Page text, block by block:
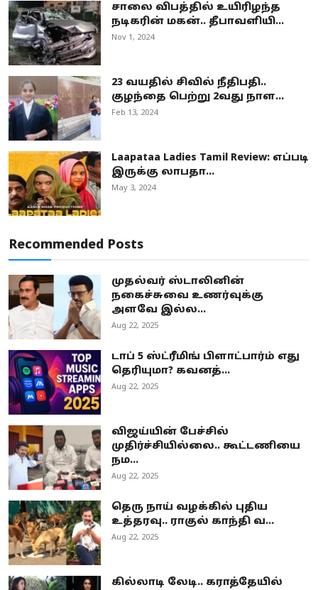
சாலை விபத்தில் உயிரிழந்த
நடிகரின் மகன்.. தீபாவளியி...
Nov 1, 2024
23 வயதில் சிவில் நீதிபதி..
குழந்தை பெற்று 2வது நாள...
Feb 13, 2024
Laapataa Ladies Tamil Review: எப்படி
இருக்கு லாபதா...
May 3, 2024
Recommended Posts
முதல்வர் ஸ்டாலினின்
நகைச்சுவை உணர்வுக்கு
அளவே இல்ல...
Aug 22, 2025
டாப் 5 ஸ்ட்ரீமிங் பிளாட்பார்ம் எது
தெரியுமா? கவனத்...
Aug 22, 2025
விஜய்யின் பேச்சில்
முதிர்ச்சியில்லை.. கூட்டணியை
நம...
Aug 22, 2025
தெரு நாய் வழக்கில் புதிய
உத்தரவு.. ராகுல் காந்தி வ...
Aug 22, 2025
கில்லாடி லேடி.. கராத்தேயில்